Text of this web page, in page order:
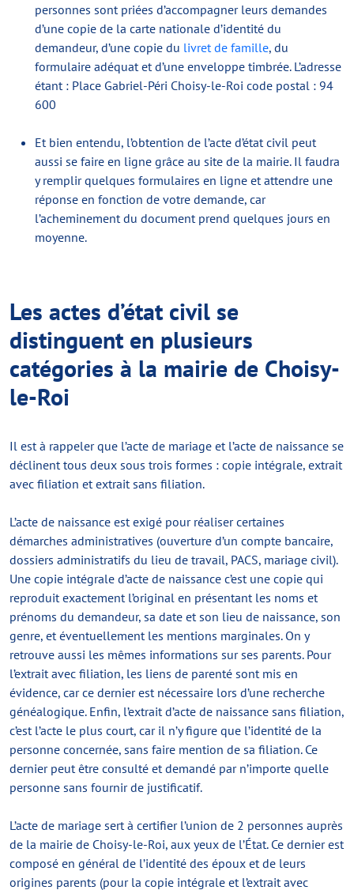
personnes sont priées d’accompagner leurs demandes
d’une copie de la carte nationale d’identité du
demandeur, d’une copie du livret de famille, du
formulaire adéquat et d’une enveloppe timbrée. L’adresse
étant : Place Gabriel-Péri Choisy-le-Roi code postal : 94
600
Et bien entendu, l’obtention de l’acte d’état civil peut
aussi se faire en ligne grâce au site de la mairie. Il faudra
y remplir quelques formulaires en ligne et attendre une
réponse en fonction de votre demande, car
l’acheminement du document prend quelques jours en
moyenne.
Les actes d’état civil se
distinguent en plusieurs
catégories à la mairie de Choisy-
le-Roi
Il est à rappeler que l’acte de mariage et l’acte de naissance se
déclinent tous deux sous trois formes : copie intégrale, extrait
avec filiation et extrait sans filiation.
L’acte de naissance est exigé pour réaliser certaines
démarches administratives (ouverture d’un compte bancaire,
dossiers administratifs du lieu de travail, PACS, mariage civil).
Une copie intégrale d’acte de naissance c’est une copie qui
reproduit exactement l’original en présentant les noms et
prénoms du demandeur, sa date et son lieu de naissance, son
genre, et éventuellement les mentions marginales. On y
retrouve aussi les mêmes informations sur ses parents. Pour
l’extrait avec filiation, les liens de parenté sont mis en
évidence, car ce dernier est nécessaire lors d’une recherche
généalogique. Enfin, l’extrait d’acte de naissance sans filiation,
c’est l’acte le plus court, car il n’y figure que l’identité de la
personne concernée, sans faire mention de sa filiation. Ce
dernier peut être consulté et demandé par n’importe quelle
personne sans fournir de justificatif.
L’acte de mariage sert à certifier l’union de 2 personnes auprès
de la mairie de Choisy-le-Roi, aux yeux de l’État. Ce dernier est
composé en général de l’identité des époux et de leurs
origines parents (pour la copie intégrale et l’extrait avec